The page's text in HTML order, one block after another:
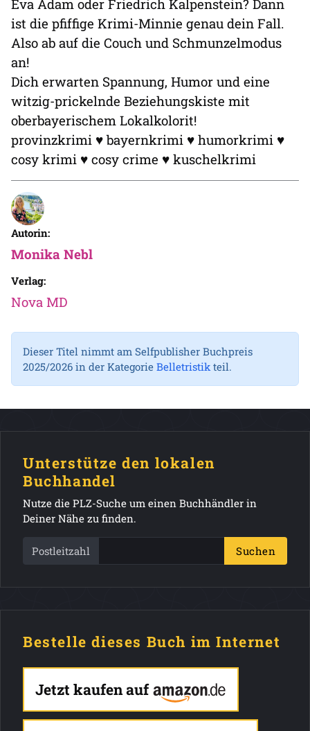
Eva Adam oder Friedrich Kalpenstein? Dann
ist die pfiffige Krimi-Minnie genau dein Fall.
Also ab auf die Couch und Schmunzelmodus
an!
Dich erwarten Spannung, Humor und eine
witzig-prickelnde Beziehungskiste mit
oberbayerischem Lokalkolorit!
provinzkrimi ♥ bayernkrimi ♥ humorkrimi ♥
cosy krimi ♥ cosy crime ♥ kuschelkrimi
Autorin:
Monika Nebl
Verlag:
Nova MD
Dieser Titel nimmt am Selfpublisher Buchpreis
2025/2026 in der Kategorie Belletristikteil.
Unterstütze den lokalen
Buchhandel
Nutze die PLZ-Suche um einen Buchhändler in
Deiner Nähe zu finden.
Postleitzahl Suchen
Bestelle dieses Buch im Internet
Jetzt kaufen auf